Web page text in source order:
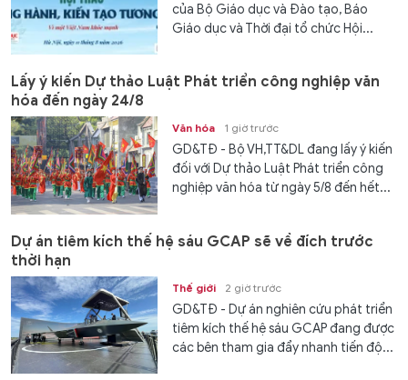
của Bộ Giáo dục và Đào tạo, Báo
Giáo dục và Thời đại tổ chức Hội...
Lấy ý kiến Dự thảo Luật Phát triển công nghiệp văn
hóa đến ngày 24/8
Văn hóa 1 giờ trước
GD&TĐ - Bộ VH,TT&DL đang lấy ý kiến
đối với Dự thảo Luật Phát triển công
nghiệp văn hóa từ ngày 5/8 đến hết...
Dự án tiêm kích thế hệ sáu GCAP sẽ về đích trước
thời hạn
Thế giới 2 giờ trước
GD&TĐ - Dự án nghiên cứu phát triển
tiêm kích thế hệ sáu GCAP đang được
các bên tham gia đẩy nhanh tiến độ...